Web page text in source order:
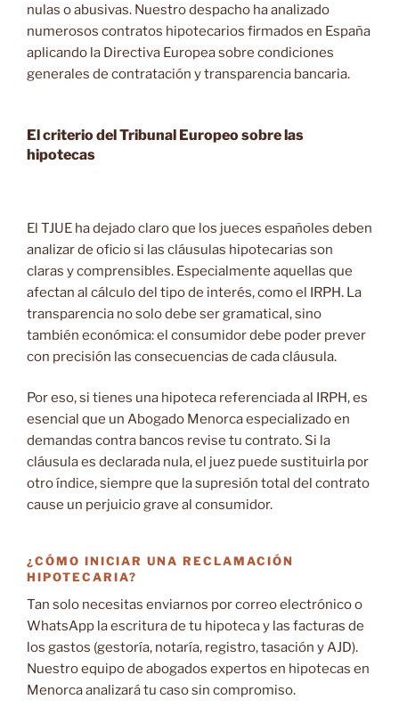
nulas o abusivas. Nuestro despacho ha analizado
numerosos contratos hipotecarios firmados en España
aplicando la Directiva Europea sobre condiciones
generales de contratación y transparencia bancaria.
El criterio del Tribunal Europeo sobre las
hipotecas
El TJUE ha dejado claro que los jueces españoles deben
analizar de oficio si las cláusulas hipotecarias son
claras y comprensibles. Especialmente aquellas que
afectan al cálculo del tipo de interés, como el IRPH. La
transparencia no solo debe ser gramatical, sino
también económica: el consumidor debe poder prever
con precisión las consecuencias de cada cláusula.
Por eso, si tienes una hipoteca referenciada al IRPH, es
esencial que un Abogado Menorca especializado en
demandas contra bancos revise tu contrato. Si la
cláusula es declarada nula, el juez puede sustituirla por
otro índice, siempre que la supresión total del contrato
cause un perjuicio grave al consumidor.
¿CÓMO INICIAR UNA RECLAMACIÓN
HIPOTECARIA?
Tan solo necesitas enviarnos por correo electrónico o
WhatsApp la escritura de tu hipoteca y las facturas de
los gastos (gestoría, notaría, registro, tasación y AJD).
Nuestro equipo de abogados expertos en hipotecas en
Menorca analizará tu caso sin compromiso.